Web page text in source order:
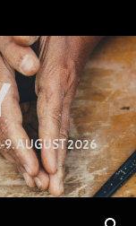
9. AUGUST 2026